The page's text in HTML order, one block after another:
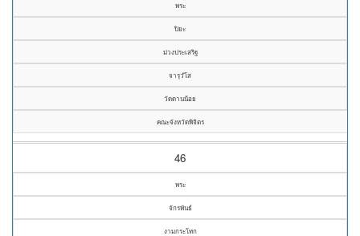
พระ
ปิยะ
ม่วงประเสริฐ
จารุวํโส
วัดดานน้อย
คณะจังหวัดพิจิตร
46
พระ
จักรพันธ์
งามกระโทก